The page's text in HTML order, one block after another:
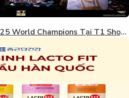
World Champions Tại T1 Shop